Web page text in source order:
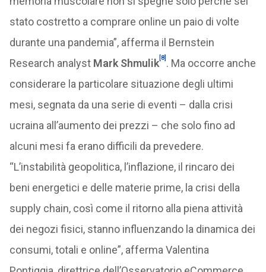
stato costretto a comprare online un paio di volte
durante una pandemia”, afferma il Bernstein
Research analyst Mark Shmulik[8] . Ma occorre anche
considerare la particolare situazione degli ultimi
mesi, segnata da una serie di eventi – dalla crisi
ucraina all’aumento dei prezzi – che solo fino ad
alcuni mesi fa erano difficili da prevedere.
“L’instabilità geopolitica, l’inflazione, il rincaro dei
beni energetici e delle materie prime, la crisi della
supply chain, così come il ritorno alla piena attività
dei negozi fisici, stanno influenzando la dinamica dei
consumi, totali e online”, afferma Valentina